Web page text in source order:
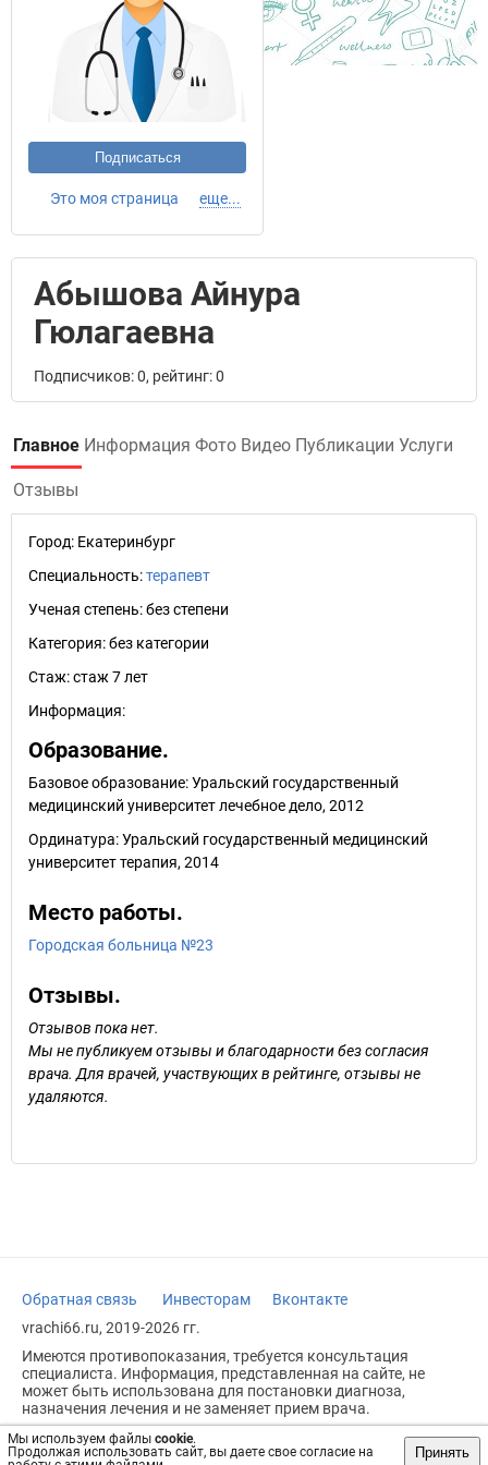
Мы используем файлы cookie.
Продолжая использовать сайт, вы даете свое согласие на
Принять
Подписаться
Это моя страница еще...
Абышова Айнура
Гюлагаевна
Подписчиков: 0, рейтинг: 0
Главное Информация Фото Видео Публикации Услуги
Отзывы
Город: Екатеринбург
Специальность:терапевт
Ученая степень:без степени
Категория:без категории
Стаж:стаж 7 лет
Информация:
Образование.
Базовое образование: Уральский государственный
медицинский университет лечебное дело, 2012
Ординатура: Уральский государственный медицинский
университет терапия, 2014
Место работы.
Городская больница №23
Отзывы.
Отзывов пока нет.
Мы не публикуем отзывы и благодарности без согласия
врача. Для врачей, участвующих в рейтинге, отзывы не
удаляются.
Обратная связь Инвесторам
Вконтакте
vrachi66.ru, 2019-2026 гг.
Имеются противопоказания, требуется консультация
специалиста. Информация, представленная на сайте, не
может быть использована для постановки диагноза,
назначения лечения и не заменяет прием врача.
Возрастное ограничение: 18+